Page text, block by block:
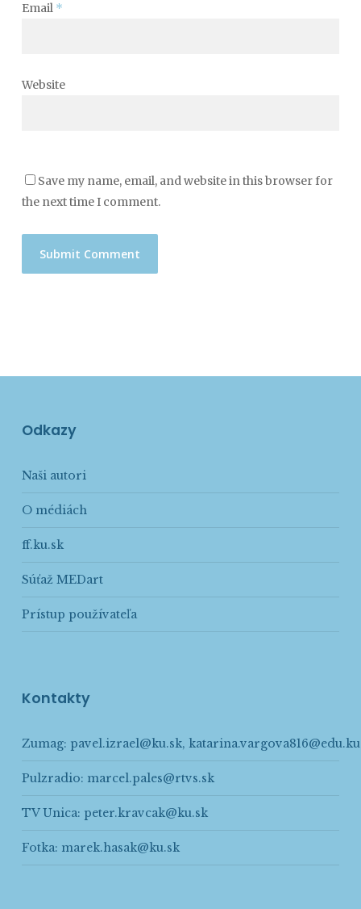
Email *
Website
Save my name, email, and website in this browser for
the next time I comment.
Odkazy
Naši autori
O médiách
ff.ku.sk
Súťaž MEDart
Prístup používateľa
Kontakty
Zumag: pavel.izrael@ku.sk,
Pulzradio: marcel.pales@rtvs.sk
TV Unica: peter.kravcak@ku.sk
Fotka: marek.hasak@ku.sk